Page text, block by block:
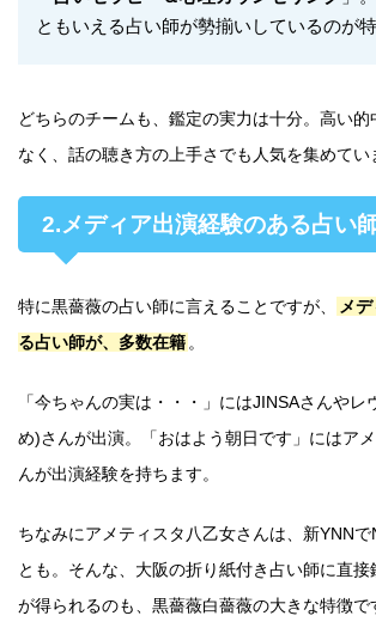
ともいえる占い師が勢揃いしているのが特
どちらのチームも、鑑定の実力は十分。高い
なく、話の聴き方の上手さでも人気を集めてい
2.メディア出演経験のある占い
特に黒薔薇の占い師に言えることですが、
メ
る占い師が、多数在籍 。
「今ちゃんの実は・・・」にはJINSAさんやレ
め)さんが出演。「おはよう朝日です」にはア
んが出演経験を持ちます。
ちなみにアメティスタ八乙女さんは、新YNNで
とも。そんな、大阪の折り紙付き占い師に直
が得られるのも、黒薔薇白薔薇の大きな特徴で